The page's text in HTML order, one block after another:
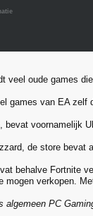
veel oude games
games van EA
bevat voornamelijk
de store bevat
behalve Fortnite
mogen verkopen.
PC